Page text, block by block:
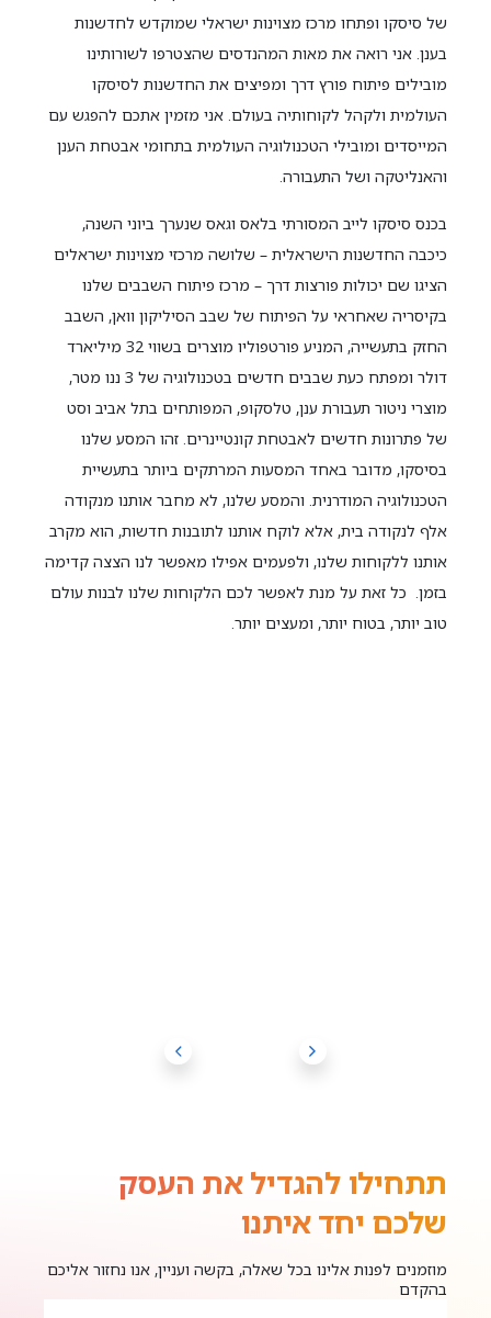
של סיסקו ופתחו מרכז מצוינות ישראלי שמוקדש לחדשנות
בענן. אני רואה את מאות המהנדסים שהצטרפו לשורותינו
מובילים פיתוח פורץ דרך ומפיצים את החדשנות לסיסקו
העולמית ולקהל לקוחותיה בעולם. אני מזמין אתכם להפגש עם
המייסדים ומובילי הטכנולוגיה העולמית בתחומי אבטחת הענן
והאנליטקה ושל התעבורה.
בכנס סיסקו לייב המסורתי בלאס וגאס שנערך ביוני השנה,
כיכבה החדשנות הישראלית – שלושה מרכזי מצוינות ישראלים
הציגו שם יכולות פורצות דרך – מרכז פיתוח השבבים שלנו
בקיסריה שאחראי על הפיתוח של שבב הסיליקון וואן, השבב
החזק בתעשייה, המניע פורטפוליו מוצרים בשווי 32 מיליארד
דולר ומפתח כעת שבבים חדשים בטכנולוגיה של 3 ננו מטר,
מוצרי ניטור תעבורת ענן, טלסקופ, המפותחים בתל אביב וסט
של פתרונות חדשים לאבטחת קונטיינרים. זהו המסע שלנו
בסיסקו, מדובר באחד המסעות המרתקים ביותר בתעשיית
הטכנולוגיה המודרנית. והמסע שלנו, לא מחבר אותנו מנקודה
אלף לנקודה בית, אלא לוקח אותנו לתובנות חדשות, הוא מקרב
אותנו ללקוחות שלנו, ולפעמים אפילו מאפשר לנו הצצה קדימה
בזמן. כל זאת על מנת לאפשר לכם הלקוחות שלנו לבנות עולם
טוב יותר, בטוח יותר, ומעצים יותר.
תתחילו להגדיל את העסק
שלכם יחד איתנו
מוזמנים לפנות אלינו בכל שאלה, בקשה ועניין, אנו נחזור אליכם
בהקדם